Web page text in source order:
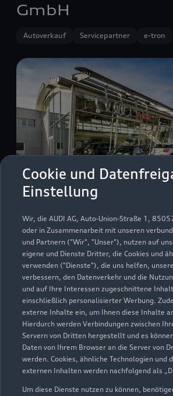
Cookie und
Einstellung
Wir, die AUDI AG, Auto-Union-Straße 1,
oder in Zusammenarbeit mit unseren
und Partnern ("Wir", "Unser"), nutzen auf
eigene und Dienste Dritter, die Cookies und
verwenden ("Dienste"), die uns helfen,
verbessern, den Datenverkehr und die
und auf Ihre Interessen zugeschnittene
einschließlich personalisierter Werbung.
externe Inhalte ein, um Ihnen diese Inhalte
Hierdurch werden Verbindungen zwischen
Servern von Dritten hergestellt und es
Daten von Ihrem Browser an die Server von
werden. Cookies, ähnliche Technologien und
externen Inhalten werden nachfolgend als
Um diese Dienste nutzen zu können,
GmbH
Autoverkauf Servicepartner e-tron
Am Kletthamer Feld 11
85435 Erding
08122 9958560
info@Autohaus-Maier.de
Kontaktdaten herunterladen
Öffnungszeiten